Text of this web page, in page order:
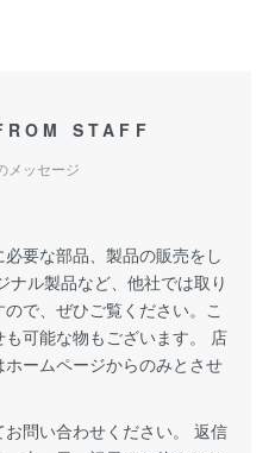
STAFF
メッセージ
要な部品、製品の販売をし
ナル製品など、他社では取り
で、ぜひご覧ください。こ
可能な物もございます。 店
ームページからのみとさせ
問い合わせください。 返信